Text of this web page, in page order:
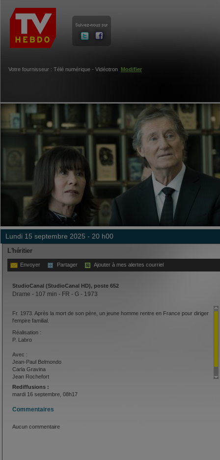
Votre fournisseur : Télé numérique - Vidéotron Modifier
lundi 15 septembre 2025 - 20 h00
L'héritier
Envoyer Partager Ajouter à mes alertes courriel
StudioCanal (StudioCanal HD), poste 652
Drame - 107 min - FR - G - 1973
Fr. 1973. Après la mort de son père, un jeune homme rentre en France pour diriger
l'empire familial.
Réalisation :
P. Labro
Avec :
Jean-Paul Belmondo
Carla Gravina
Jean Rochefort
Rediffusions :
mardi 16 septembre, 08h17
Commentaires
Aucun commentaire